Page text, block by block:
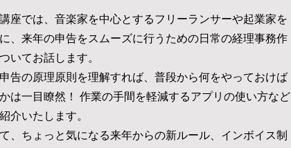
座では、 音楽家を中心とするフリーランサーや起業家を
、 来年の申告をスムーズに行うための日常の経理事務作
いてお話します。
告の原理原則を理解すれば、普段から何をやっておけば
は一目瞭然！ 作業の手間を軽減するアプリの使い方など
介いたします。
、
ちょっと気になる来年からの新ルール、インボイス制